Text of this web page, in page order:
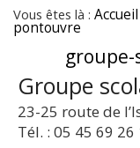
Vous êtes là : Accueil
pontouvre
Groupe
23-25 route de
Tél. : 05 45 69 26